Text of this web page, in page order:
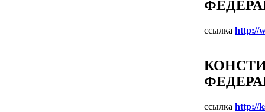
ссылка http://
ссылка http://